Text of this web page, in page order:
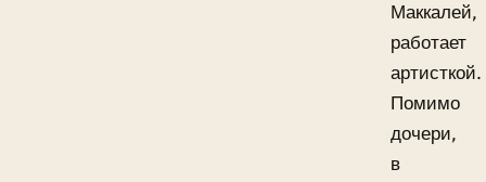
Маккалей,
работает
артисткой.
Помимо
дочери,
в